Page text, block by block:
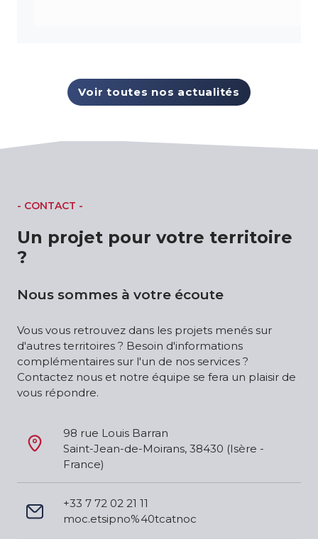
Voir toutes nos actualités
- CONTACT -
Un projet pour votre territoire
?
Nous sommes à votre écoute
Vous vous retrouvez dans les projets menés sur
d'autres territoires ? Besoin d'informations
complémentaires sur l'un de nos services ?
Contactez nous et notre équipe se fera un plaisir de
vous répondre.
98 rue Louis Barran
Saint-Jean-de-Moirans, 38430 (Isère -
France)
+33 7 72 02 21 11
moc.etsipno%40tcatnoc